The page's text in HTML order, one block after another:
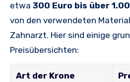
etwa 300 Euro bis über
von den verwendeten
Zahnarzt. Hier sind einige
Preisübersichten:
Art der Krone